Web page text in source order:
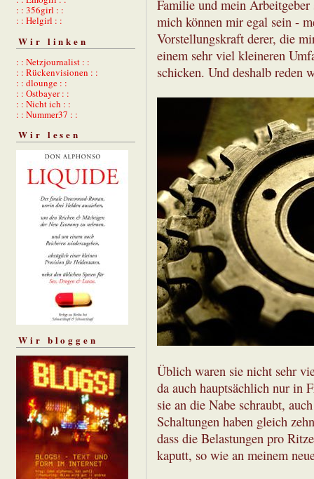
: : 356girl : :
: : Helgirl : :
Wir linken
: : Netzjournalist : :
: : Rückenvisionen : :
: : dlounge : :
: : Ostbayer : :
: : Nicht ich : :
: : Nummer37 : :
Wir lesen
Wir bloggen
Familie und mein
mich können mir egal sein -
Vorstellungskraft derer, die
einem sehr viel kleineren
schicken. Und deshalb reden
Üblich waren sie nicht sehr
da auch hauptsächlich nur in
sie an die Nabe schraubt,
Schaltungen haben gleich
dass die Belastungen pro
kaputt, so wie an meinem